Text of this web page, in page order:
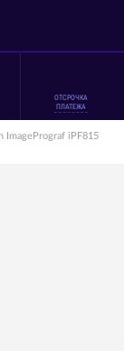
ОТСРОЧКА
ПЛАТЕЖА
ImagePrograf iPF815